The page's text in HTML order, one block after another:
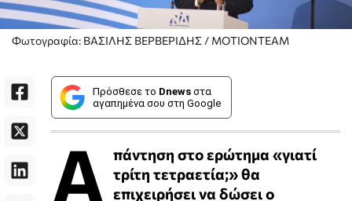
Φωτογραφία: ΒΑΣΙΛΗΣ ΒΕΡΒΕΡΙΔΗΣ / ΜΟΤΙΟΝΤΕΑΜ
Πρόσθεσε το Dnews στα
αγαπημένα σου στη Google
Α πάντηση στο ερώτημα «γιατί
τρίτη τετραετία;» θα
επιχειρήσει να δώσει ο